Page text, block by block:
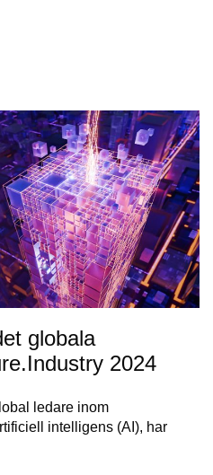
globala
2024
ledare inom
intelligens (AI), har